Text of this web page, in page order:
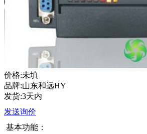
价格:未填
品牌:山东和远HY
发货:3天内
发送询价
基本功能：